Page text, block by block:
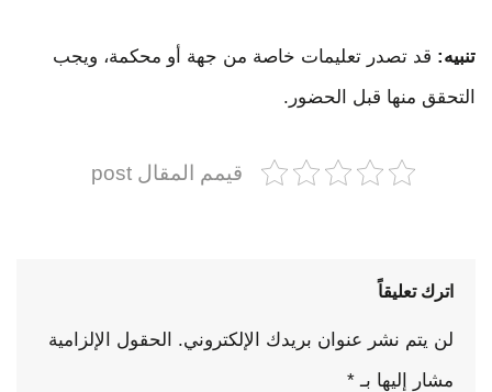
تنبيه: قد تصدر تعليمات خاصة من جهة أو محكمة، ويجب
التحقق منها قبل الحضور.
قيمم المقال post
اترك تعليقاً
لن يتم نشر عنوان بريدك الإلكتروني.
الحقول الإلزامية
مشار إليها بـ *